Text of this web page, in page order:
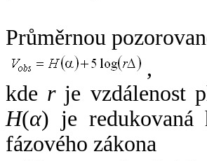
Průměrnou
,
kde rje vzdálenost
H(α) je redukovaná
fázového zákona